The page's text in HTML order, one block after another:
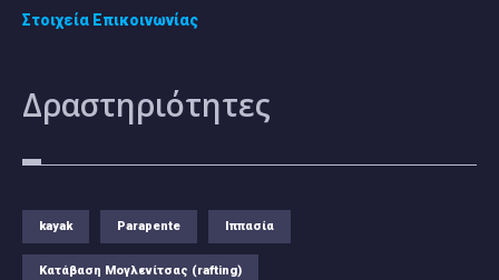
Στοιχεία Επικοινωνίας
Δραστηριότητες
kayak Parapente Ιππασία
Κατάβαση Μογλενίτσας (rafting)